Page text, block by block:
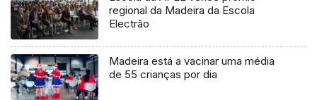
regional da Madeira da Escola
Electrão
Madeira está a vacinar uma média
de 55 crianças por dia